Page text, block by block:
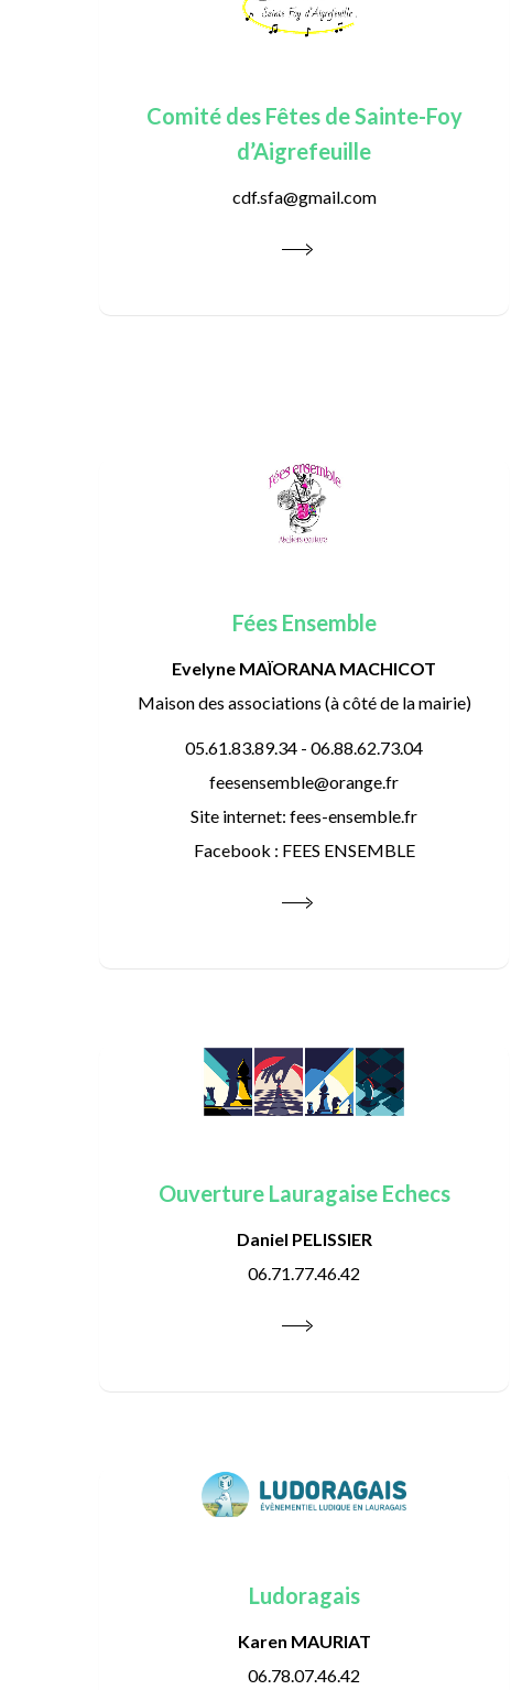
Comité des Fêtes de Sainte-Foy
d’Aigrefeuille
cdf.sfa@gmail.com
Fées Ensemble
Evelyne MAÏORANA MACHICOT
Maison des associations (à côté de la mairie)
05.61.83.89.34 - 06.88.62.73.04
feesensemble@orange.fr
Site internet: fees-ensemble.fr
Facebook : FEES ENSEMBLE
Ouverture Lauragaise Echecs
Daniel PELISSIER
06.71.77.46.42
Ludoragais
Karen MAURIAT
06.78.07.46.42